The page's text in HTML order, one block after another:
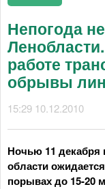
Непогода
работе
обрывы
15:29 10.12.2010
Ночью 11 декабря
области
порывах до 15-20